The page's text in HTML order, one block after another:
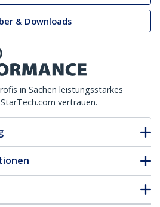
& Downloads
in Sachen leistungsstarkes
vertrauen.